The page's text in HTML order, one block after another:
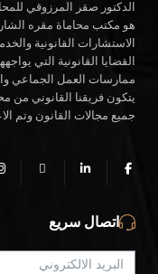
هو مكتب محاماة مقره
الاستشارات القانونية
القضايا القانونية التي
ممارسات العمل الجماعي
يتكون فريقنا القانوني
جميع مجالات القانون وتم
اتصال سريع